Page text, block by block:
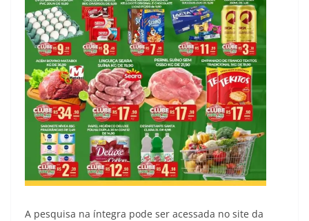
A pesquisa na íntegra pode ser acessada no site da